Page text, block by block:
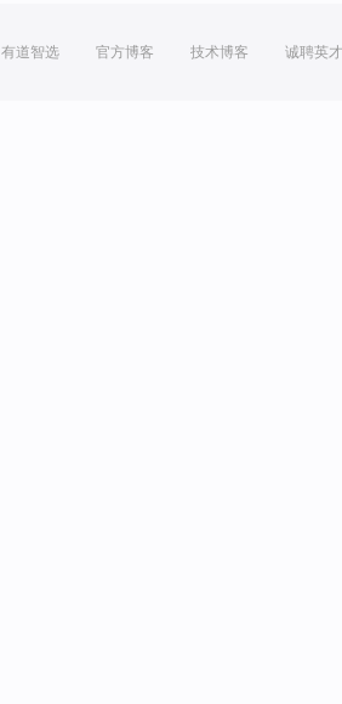
有道智选 官方博客 技术博客 诚聘英才